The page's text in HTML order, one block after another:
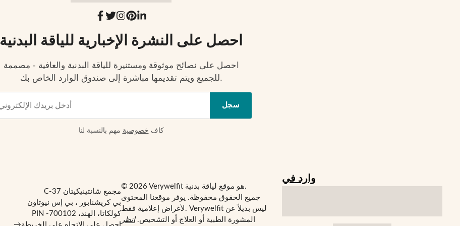
احصل على النشرة الإخبارية للياقة البدنية
احصل على نصائح موثوقة ومستنيرة للياقة البدنية والعافية - مصممة
للجميع ويتم تقديمها مباشرة إلى صندوق الوارد الخاص بك.
سجل
كاف خصوصية مهم بالنسبة لنا
مجمع شانتينيكيتان C-37
بي كريشنابور ، بي إس نيوتاون
كولكاتا، الهند، PIN -700102
© 2026 Verywelfit هو موقع لياقة بدنية.
جميع الحقوق محفوظة. يوفر موقعنا المحتوى
لأغراض إعلامية فقط. Verywelfit ليس بديلاً عن
المشورة الطبية أو العلاج أو التشخيص.انظر
وارد في